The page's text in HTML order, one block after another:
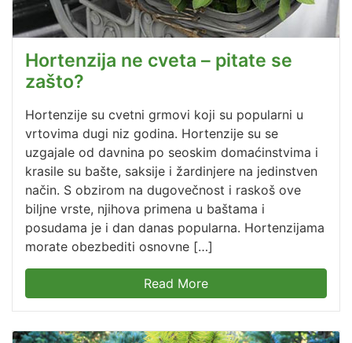
Hortenzija ne cveta – pitate se
zašto?
Hortenzije su cvetni grmovi koji su popularni u
vrtovima dugi niz godina. Hortenzije su se
uzgajale od davnina po seoskim domaćinstvima i
krasile su bašte, saksije i žardinjere na jedinstven
način. S obzirom na dugovečnost i raskoš ove
biljne vrste, njihova primena u baštama i
posudama je i dan danas popularna. Hortenzijama
morate obezbediti osnovne […]
Read More